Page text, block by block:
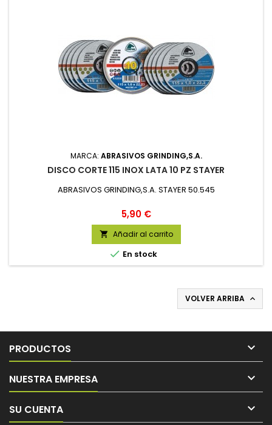
MARCA: ABRASIVOS GRINDING,S.A.
DISCO CORTE 115 INOX LATA 10 PZ STAYER
ABRASIVOS GRINDING,S.A. STAYER 50.545
Precio
5,90 €
 Añadir al carrito
 En stock
VOLVER ARRIBA 
PRODUCTOS 
NUESTRA EMPRESA 
SU CUENTA 